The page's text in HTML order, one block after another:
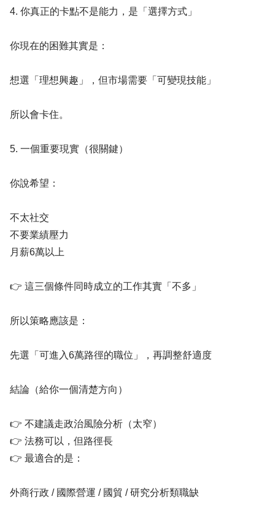
4. 你真正的卡點不是能力，是「選擇方式」
你現在的困難其實是：
想選「理想興趣」，但市場需要「可變現技能」
所以會卡住。
5. 一個重要現實（很關鍵）
你說希望：
不太社交
不要業績壓力
月薪6萬以上
👉 這三個條件同時成立的工作其實「不多」
所以策略應該是：
先選「可進入6萬路徑的職位」，再調整舒適度
結論（給你一個清楚方向）
👉 不建議走政治風險分析（太窄）
👉 法務可以，但路徑長
👉 最適合的是：
外商行政 / 國際營運 / 國貿 / 研究分析類職缺